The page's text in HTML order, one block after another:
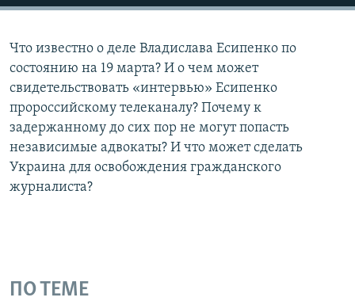
Что известно о деле Владислава Есипенко по
состоянию на 19 марта? И о чем может
свидетельствовать «интервью» Есипенко
пророссийскому телеканалу? Почему к
задержанному до сих пор не могут попасть
независимые адвокаты? И что может сделать
Украина для освобождения гражданского
журналиста?
ПО ТЕМЕ